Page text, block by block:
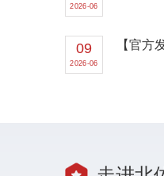
2026-06
09
2026-06
【官方